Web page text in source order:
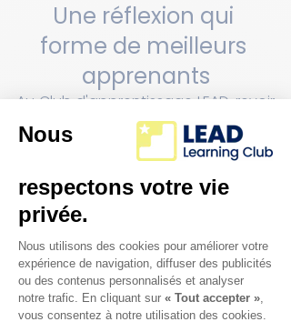
Une réflexion qui
forme de meilleurs
apprenants
Au Club d'apprentissage LEAD, revoir
les résultats d’une évaluation va
bien au-delà de vérifier les bonnes
ou mauvaises réponses. Cela
devient une conversation guidée
qui aide les élèves à comprendre ce
qui a fonctionné, ce qui n’a pas
fonctionné et pourquoi.
Les élèves apprennent à se poser
des questions stratégiques et
puissantes.